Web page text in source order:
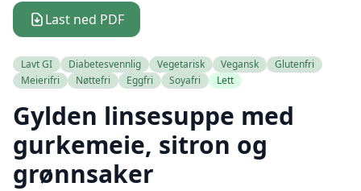
Last ned PDF
Lavt GI Diabetesvennlig Vegetarisk Vegansk
Glutenfri
Meierifri
Nøttefri Eggfri Soyafri Lett
Gylden linsesuppe med
gurkemeie, sitron og
grønnsaker